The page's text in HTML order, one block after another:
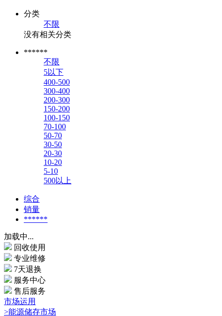
分类
不限
没有相关分类
******
不限
5以下
400-500
300-400
200-300
150-200
100-150
70-100
50-70
30-50
20-30
10-20
5-10
500以上
综合
销量
******
加载中...
回收使用
专业维修
7天退换
服务中心
售后服务
市场运用
>能源储存市场